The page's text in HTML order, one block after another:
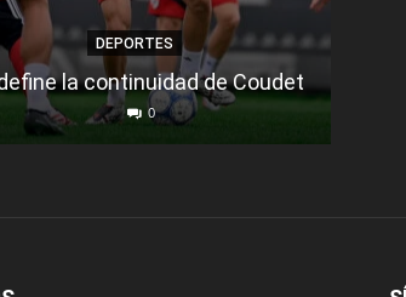
DEPORTES
la continuidad de Coudet
0